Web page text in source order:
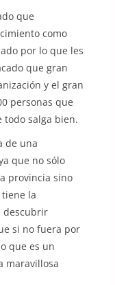
que
como
por lo que les
que gran
y el gran
personas que
salga bien.
de una
que no sólo
provincia sino
la
descubrir
si no fuera por
que es un
maravillosa